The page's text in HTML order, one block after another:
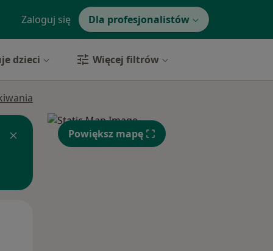
Zaloguj się Dla profesjonalistów
dzieci Więcej filtrów
Powiększ mapę